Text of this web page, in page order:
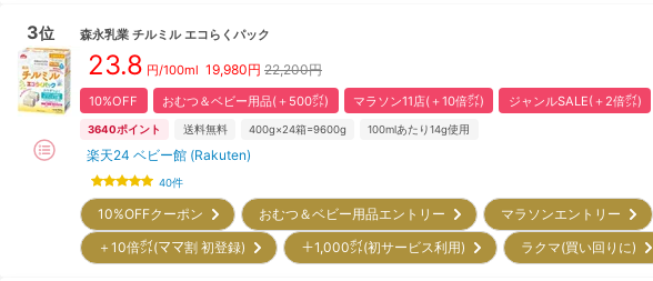
3位 森永乳業 チルミル エコらくパック
23.8 円/100ml 19,980円 22,200円
10%OFF おむつ＆ベビー用品(＋500㌽) マラソン11店(＋10倍㌽) ジャンルSALE(＋2倍㌽)
3640ポイント 送料無料 400g×24箱=9600g 100mlあたり14g使用
楽天24 ベビー館 (Rakuten)
40件
10%OFFクーポン おむつ＆ベビー用品エントリー マラソンエントリー
＋10倍㌽(ママ割 初登録)
＋1,000㌽(初サービス利用) ラクマ(買い回りに)